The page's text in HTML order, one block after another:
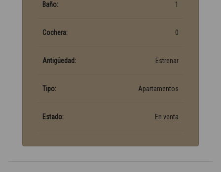
Baño: 1
Cochera: 0
Antigüedad: Estrenar
Tipo: Apartamentos
Estado: En venta